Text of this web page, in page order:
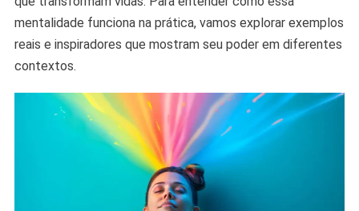
mentalidade funciona na prática, vamos explorar exemplos
reais e inspiradores que mostram seu poder em diferentes
contextos.